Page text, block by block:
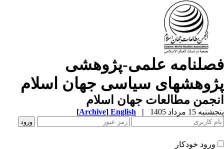
علمی-پژوهشی
سیاسی جهان اسلام
مطالعات جهان اسلام
15 مرداد 1405 |
English
[Archive]
ورود خودکار